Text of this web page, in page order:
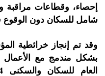
إحصاء، وقطاعات
شامل للسكان دون
وقد تم إنجاز خرائطية
بشكل مندمج مع الأعمال